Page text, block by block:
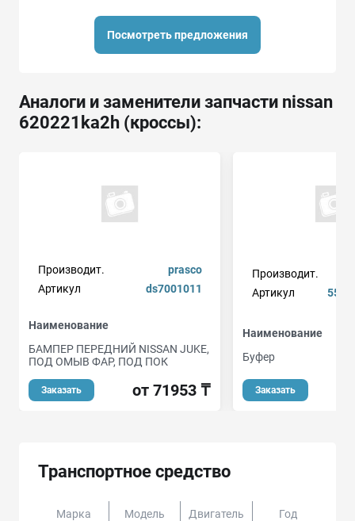
Посмотреть предложения
Аналоги и заменители запчасти nissan
620221ka2h (кроссы):
Производит.
prasco
Артикул
ds7001011
Наименование
БАМПЕР ПЕРЕДНИЙ NISSAN JUKE,
ПОД ОМЫВ ФАР, ПОД ПОК
Заказать от 71953 ₸
Производит.
Артикул
Наименование
Буфер
Заказать
Транспортное средство
Марка Модель Двигатель
Год